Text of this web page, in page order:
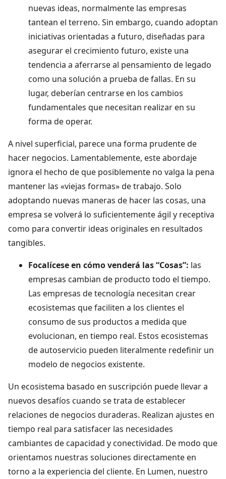
nuevas ideas, normalmente las empresas
tantean el terreno. Sin embargo, cuando adoptan
iniciativas orientadas a futuro, diseñadas para
asegurar el crecimiento futuro, existe una
tendencia a aferrarse al pensamiento de legado
como una solución a prueba de fallas. En su
lugar, deberían centrarse en los cambios
fundamentales que necesitan realizar en su
forma de operar.
A nivel superficial, parece una forma prudente de
hacer negocios. Lamentablemente, este abordaje
ignora el hecho de que posiblemente no valga la pena
mantener las «viejas formas» de trabajo. Solo
adoptando nuevas maneras de hacer las cosas, una
empresa se volverá lo suficientemente ágil y receptiva
como para convertir ideas originales en resultados
tangibles.
Focalícese en cómo venderá las “Cosas”: las
empresas cambian de producto todo el tiempo.
Las empresas de tecnología necesitan crear
ecosistemas que faciliten a los clientes el
consumo de sus productos a medida que
evolucionan, en tiempo real. Estos ecosistemas
de autoservicio pueden literalmente redefinir un
modelo de negocios existente.
Un ecosistema basado en suscripción puede llevar a
nuevos desafíos cuando se trata de establecer
relaciones de negocios duraderas. Realizan ajustes en
tiempo real para satisfacer las necesidades
cambiantes de capacidad y conectividad. De modo que
orientamos nuestras soluciones directamente en
torno a la experiencia del cliente. En Lumen, nuestro